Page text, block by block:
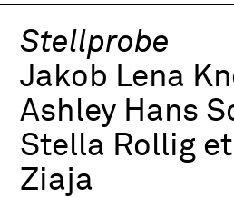
Stellprobe
Jakob Lena
Ashley Hans
Stella Rollig
Ziaja